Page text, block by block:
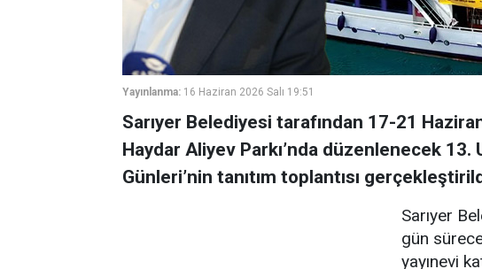
Yayınlanma: 16 Haziran 2026 Salı 19:51
Sarıyer Belediyesi tarafından 17-21
Haydar Aliyev Parkı’nda düzenlenecek 13.
Günleri’nin tanıtım toplantısı
Sarıyer
gün
yayınevi